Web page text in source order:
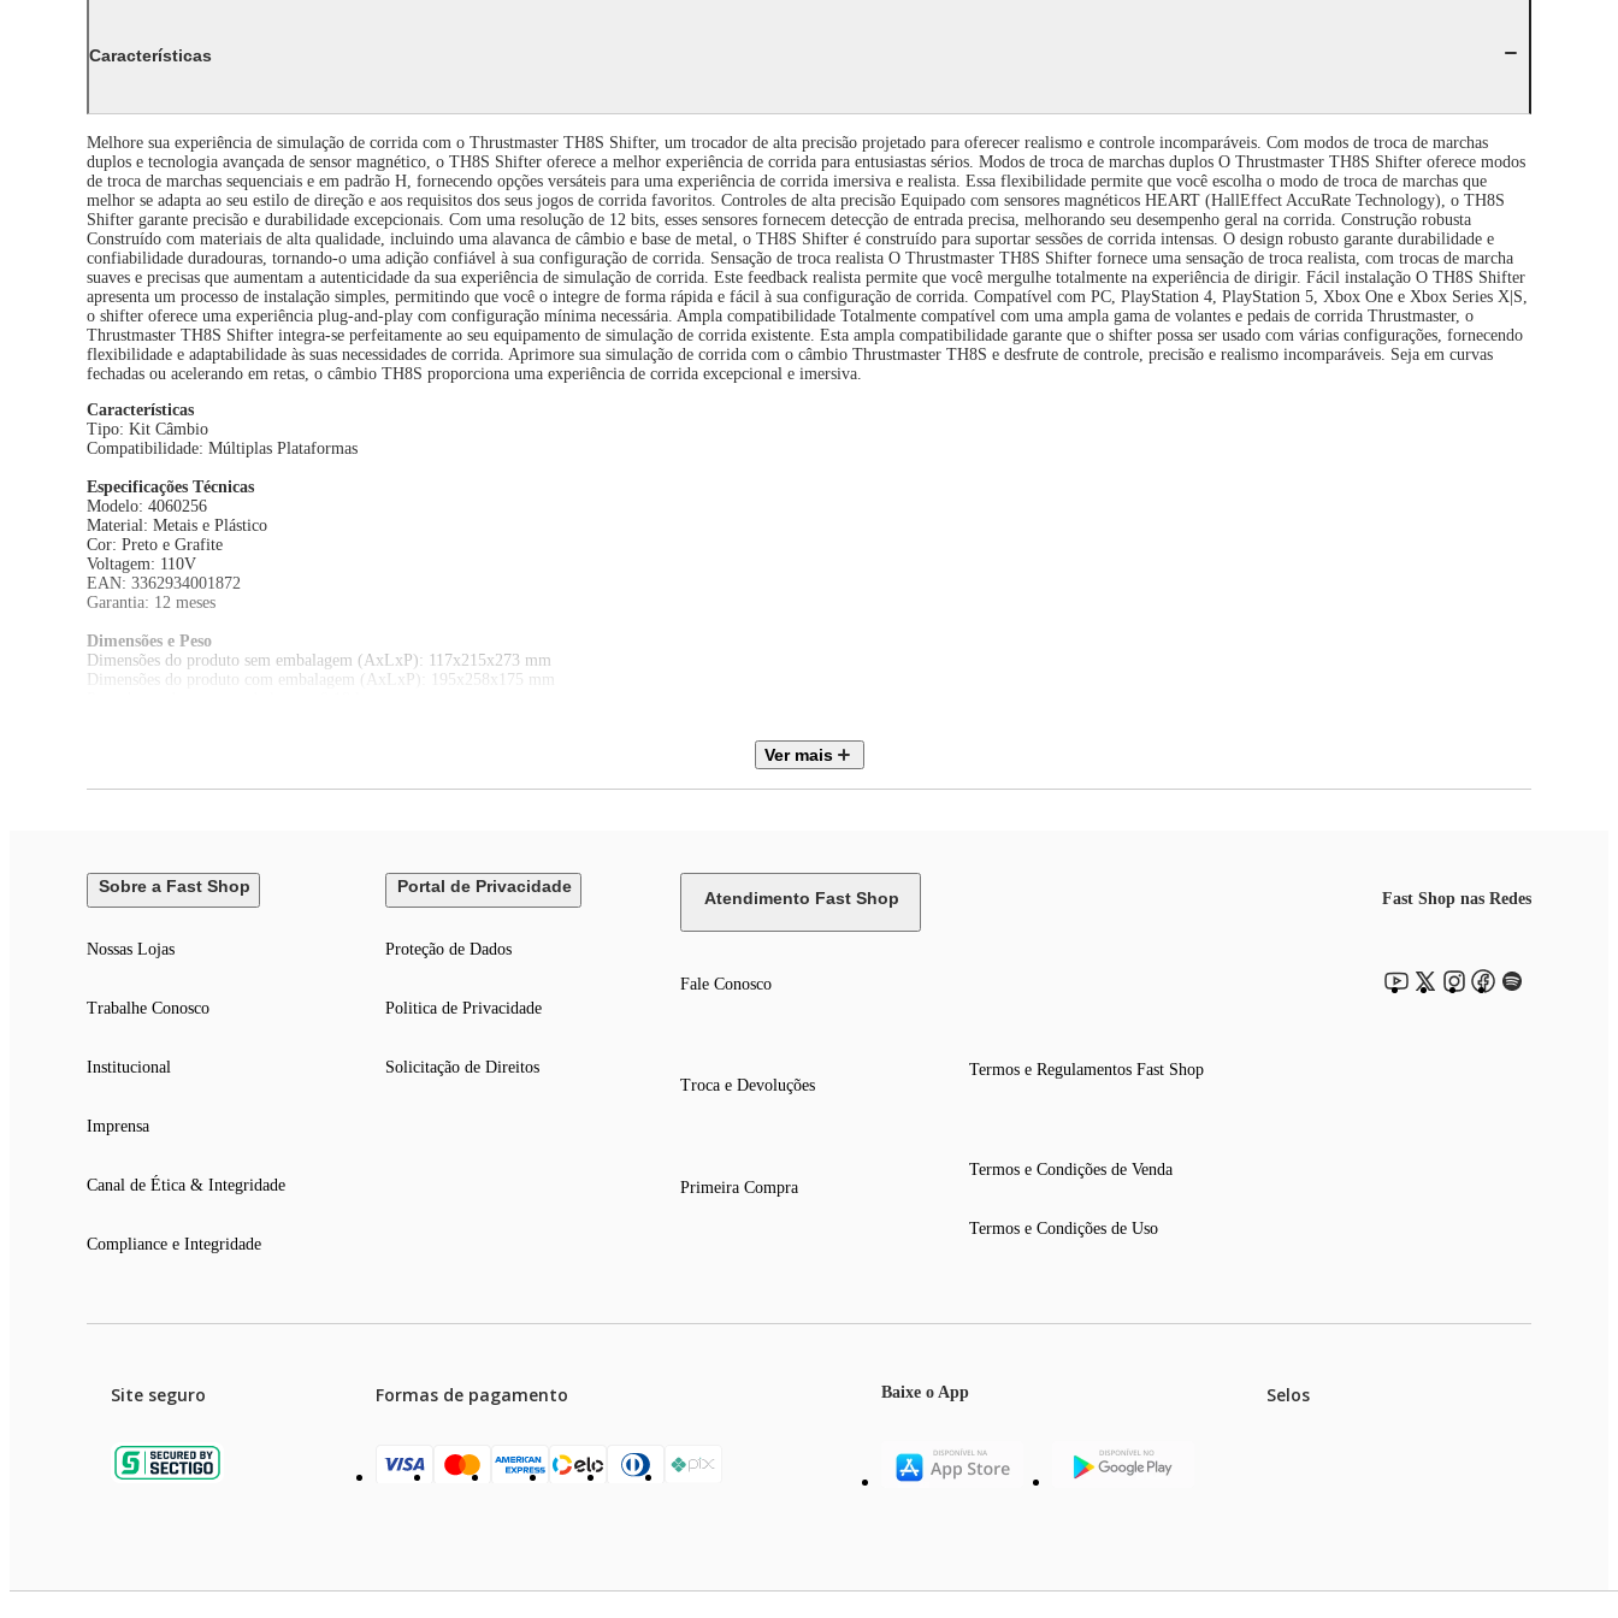
Características
Melhore sua experiência de simulação de corrida com o Thrustmaster TH8S Shifter, um trocador de alta precisão projetado para oferecer realismo e controle incomparáveis. Com modos de troca de marchas
duplos e tecnologia avançada de sensor magnético, o TH8S Shifter oferece a melhor experiência de corrida para entusiastas sérios. Modos de troca de marchas duplos O Thrustmaster TH8S Shifter oferece modos
de troca de marchas sequenciais e em padrão H, fornecendo opções versáteis para uma experiência de corrida imersiva e realista. Essa flexibilidade permite que você escolha o modo de troca de marchas que
melhor se adapta ao seu estilo de direção e aos requisitos dos seus jogos de corrida favoritos. Controles de alta precisão Equipado com sensores magnéticos HEART (HallEffect AccuRate Technology), o TH8S
Shifter garante precisão e durabilidade excepcionais. Com uma resolução de 12 bits, esses sensores fornecem detecção de entrada precisa, melhorando seu desempenho geral na corrida. Construção robusta
Construído com materiais de alta qualidade, incluindo uma alavanca de câmbio e base de metal, o TH8S Shifter é construído para suportar sessões de corrida intensas. O design robusto garante durabilidade e
confiabilidade duradouras, tornando-o uma adição confiável à sua configuração de corrida. Sensação de troca realista O Thrustmaster TH8S Shifter fornece uma sensação de troca realista, com trocas de marcha
suaves e precisas que aumentam a autenticidade da sua experiência de simulação de corrida. Este feedback realista permite que você mergulhe totalmente na experiência de dirigir. Fácil instalação O TH8S Shifter
apresenta um processo de instalação simples, permitindo que você o integre de forma rápida e fácil à sua configuração de corrida. Compatível com PC, PlayStation 4, PlayStation 5, Xbox One e Xbox Series X|S,
o shifter oferece uma experiência plug-and-play com configuração mínima necessária. Ampla compatibilidade Totalmente compatível com uma ampla gama de volantes e pedais de corrida Thrustmaster, o
Thrustmaster TH8S Shifter integra-se perfeitamente ao seu equipamento de simulação de corrida existente. Esta ampla compatibilidade garante que o shifter possa ser usado com várias configurações, fornecendo
flexibilidade e adaptabilidade às suas necessidades de corrida. Aprimore sua simulação de corrida com o câmbio Thrustmaster TH8S e desfrute de controle, precisão e realismo incomparáveis. Seja em curvas
fechadas ou acelerando em retas, o câmbio TH8S proporciona uma experiência de corrida excepcional e imersiva.
Características
Tipo: Kit Câmbio
Compatibilidade: Múltiplas Plataformas
Especificações Técnicas
Modelo: 4060256
Material: Metais e Plástico
Cor: Preto e Grafite
Voltagem: 110V
EAN: 3362934001872
Garantia: 12 meses
Dimensões e Peso
Dimensões do produto sem embalagem (AxLxP): 117x215x273 mm
Dimensões do produto com embalagem (AxLxP): 195x258x175 mm
Ver mais
Sobre a Fast Shop
Nossas Lojas
Trabalhe Conosco
Institucional
Imprensa
Canal de Ética & Integridade
Compliance e Integridade
Portal de Privacidade
Proteção de Dados
Politica de Privacidade
Solicitação de Direitos
Atendimento Fast Shop
Fale Conosco
Troca e Devoluções
Primeira Compra
Termos e Regulamentos Fast Shop
Termos e Condições de Venda
Termos e Condições de Uso
Fast Shop nas Redes
Site seguro Formas de pagamento Baixe o App Selos